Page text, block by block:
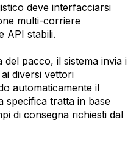
deve interfacciarsi
multi-corriere
API stabili.
pacco, il sistema invia i
diversi vettori
automaticamente il
specifica tratta in base
di consegna richiesti dal